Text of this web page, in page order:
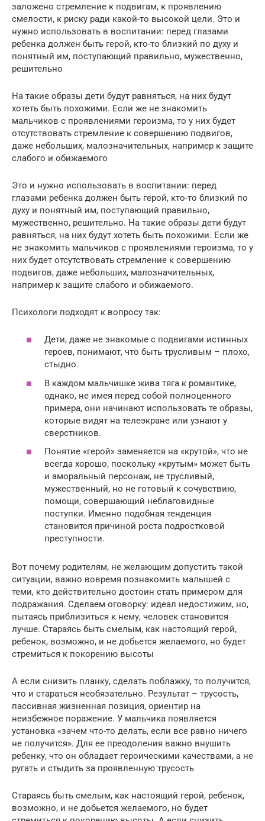
заложено стремление к подвигам, к проявлению
смелости, к риску ради какой-то высокой цели. Это и
нужно использовать в воспитании: перед глазами
ребенка должен быть герой, кто-то близкий по духу и
понятный им, поступающий правильно, мужественно,
решительно
На такие образы дети будут равняться, на них будут
хотеть быть похожими. Если же не знакомить
мальчиков с проявлениями героизма, то у них будет
отсутствовать стремление к совершению подвигов,
даже небольших, малозначительных, например к защите
слабого и обижаемого
Это и нужно использовать в воспитании: перед
глазами ребенка должен быть герой, кто-то близкий по
духу и понятный им, поступающий правильно,
мужественно, решительно. На такие образы дети будут
равняться, на них будут хотеть быть похожими. Если же
не знакомить мальчиков с проявлениями героизма, то у
них будет отсутствовать стремление к совершению
подвигов, даже небольших, малозначительных,
например к защите слабого и обижаемого.
Психологи подходят к вопросу так:
Дети, даже не знакомые с подвигами истинных
героев, понимают, что быть трусливым – плохо,
стыдно.
В каждом мальчишке жива тяга к романтике,
однако, не имея перед собой полноценного
примера, они начинают использовать те образы,
которые видят на телеэкране или узнают у
сверстников.
Понятие «герой» заменяется на «крутой», что не
всегда хорошо, поскольку «крутым» может быть
и аморальный персонаж, не трусливый,
мужественный, но не готовый к сочувствию,
помощи, совершающий неблаговидные
поступки. Именно подобная тенденция
становится причиной роста подростковой
преступности.
Вот почему родителям, не желающим допустить такой
ситуации, важно вовремя познакомить малышей с
теми, кто действительно достоин стать примером для
подражания. Сделаем оговорку: идеал недостижим, но,
пытаясь приблизиться к нему, человек становится
лучше. Стараясь быть смелым, как настоящий герой,
ребенок, возможно, и не добьется желаемого, но будет
стремиться к покорению высоты
А если снизить планку, сделать поблажку, то получится,
что и стараться необязательно. Результат – трусость,
пассивная жизненная позиция, ориентир на
неизбежное поражение. У мальчика появляется
установка «зачем что-то делать, если все равно ничего
не получится». Для ее преодоления важно внушить
ребенку, что он обладает героическими качествами, а не
ругать и стыдить за проявленную трусость
Стараясь быть смелым, как настоящий герой, ребенок,
возможно, и не добьется желаемого, но будет